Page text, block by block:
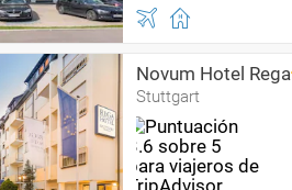
Novum Hotel Rega
Stuttgart